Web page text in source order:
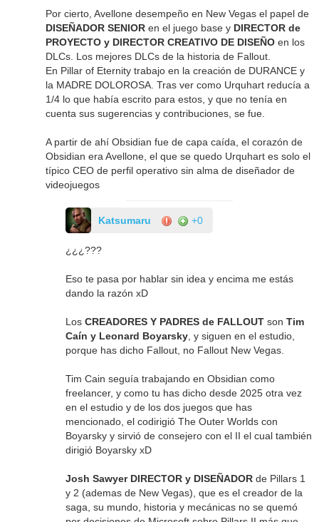
Por cierto, Avellone desempeño en New Vegas el papel de
DISEÑADOR SENIOR en el juego base y DIRECTOR de
PROYECTO y DIRECTOR CREATIVO DE DISEÑO en los
DLCs. Los mejores DLCs de la historia de Fallout.
En Pillar of Eternity trabajo en la creación de DURANCE y
la MADRE DOLOROSA. Tras ver como Urquhart reducía a
1/4 lo que había escrito para estos, y que no tenía en
cuenta sus sugerencias y contribuciones, se fue.
A partir de ahí Obsidian fue de capa caída, el corazón de
Obsidian era Avellone, el que se quedo Urquhart es solo el
típico CEO de perfil operativo sin alma de diseñador de
videojuegos
Katsumaru +0
¿¿¿???
Eso te pasa por hablar sin idea y encima me estás
dando la razón xD
LosCREADORES Y PADRES de FALLOUT sonTim
Caín y Leonard Boyarsky , y siguen en el estudio,
porque has dicho Fallout, no Fallout New Vegas.
Tim Cain seguía trabajando en Obsidian como
freelancer, y como tu has dicho desde 2025 otra vez
en el estudio y de los dos juegos que has
mencionado, el codirigió The Outer Worlds con
Boyarsky y sirvió de consejero con el II el cual también
dirigió Boyarsky xD
Josh Sawyer DIRECTOR y DISEÑADOR de Pillars 1
y 2 (ademas de New Vegas), que es el creador de la
saga, su mundo, historia y mecánicas no se quemó